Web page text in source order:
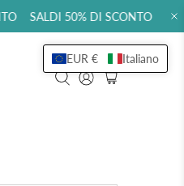
50% DI SCONTO
EUR € Italiano